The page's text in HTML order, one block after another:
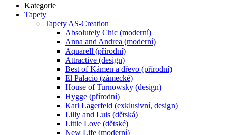
Kategorie
Tapety
Tapety AS-Creation
Absolutely Chic (moderní)
Anna and Andrea (moderní)
Aquarell (přírodní)
Attractive (design)
Best of Kámen a dřevo (přírodní)
El Palacio (zámecké)
House of Turnowsky (design)
Hygge (přírodní)
Karl Lagerfeld (exklusivní, design)
Lilly and Luis (dětská)
Little Love (dětské)
New Life (moderní)